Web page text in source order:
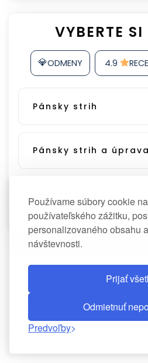
Používame súbory cookie
používateľského zážitku,
personalizovaného obsahu
návštevnosti.
Prijať
Odmietnuť
Predvoľby
VYBERTE SI
💎ODMENY 4.9
Pánsky strih
Pánsky strih a